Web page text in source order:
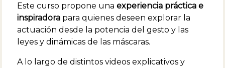
Este curso propone una experiencia práctica e
inspiradora para quienes deseen explorar la
actuación desde la potencia del gesto y las
leyes y dinámicas de las máscaras.
A lo largo de distintos videos explicativos y